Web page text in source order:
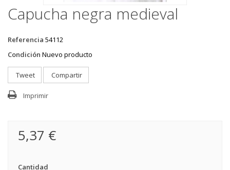
Capucha negra medieval
Referencia 54112
Condición Nuevo producto
Tweet Compartir
Imprimir
5,37 €
Cantidad